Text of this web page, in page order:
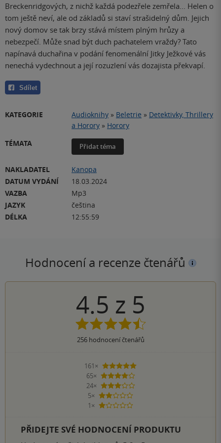
Breckenridgových, z nichž každá podezřele zemřela... Helen o
tom ještě neví, ale od základů si staví strašidelný dům. Jejich
nový domov se tak brzy stává místem plným hrůzy a
nebezpečí. Může snad být duch pachatelem vraždy? Tato
napínavá duchařina v podání fenomenální Jitky Ježkové vás
nenechá vydechnout a její rozuzlení vás dozajista překvapí.
Sdílet
KATEGORIE Audioknihy » Beletrie » Detektivky, Thrillery
a Horory » Horory
TÉMATA
Přidat téma
NAKLADATEL
Kanopa
DATUM VYDÁNÍ
18.03.2024
VAZBA
Mp3
JAZYK
čeština
DÉLKA
12:55:59
Hodnocení a recenze čtenářů
4.5 z 5
256hodnocení čtenářů
161×
5 hvězdiček
65×
4 hvězdičky
24×
3 hvězdičky
5×
2 hvězdičky
1×
1 hvezdička
PŘIDEJTE SVÉ HODNOCENÍ PRODUKTU